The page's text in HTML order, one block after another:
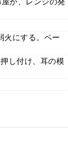
火にする。ベー
し付け、耳の模